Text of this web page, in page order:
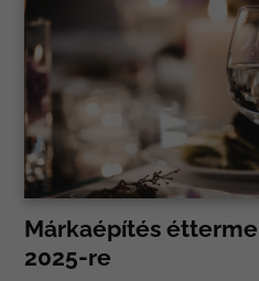
Márkaépítés
2025-re